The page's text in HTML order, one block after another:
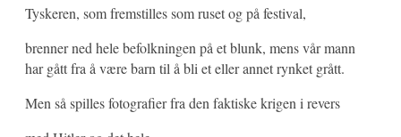
Tyskeren, som fremstilles som ruset og på festival,
brenner ned hele befolkningen på et blunk, mens vår mann
har gått fra å være barn til å bli et eller annet rynket grått.
Men så spilles fotografier fra den faktiske krigen i revers